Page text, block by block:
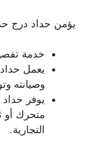
يؤمن حداد درج
خدمة
يعمل
وصيانته
يوفر
متحرك أو
التجارية.